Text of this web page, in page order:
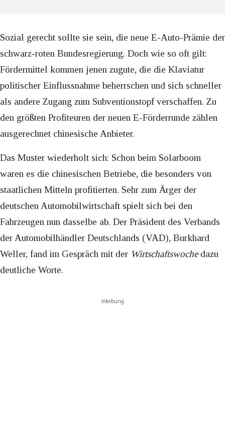
Sozial gerecht sollte sie sein, die neue E-Auto-Prämie der
schwarz-roten Bundesregierung. Doch wie so oft gilt:
Fördermittel kommen jenen zugute, die die Klaviatur
politischer Einflussnahme beherrschen und sich schneller
als andere Zugang zum Subventionstopf verschaffen. Zu
den größten Profiteuren der neuen E-Förderrunde zählen
ausgerechnet chinesische Anbieter.
Das Muster wiederholt sich: Schon beim Solarboom
waren es die chinesischen Betriebe, die besonders von
staatlichen Mitteln profitierten. Sehr zum Ärger der
deutschen Automobilwirtschaft spielt sich bei den
Fahrzeugen nun dasselbe ab. Der Präsident des Verbands
der Automobilhändler Deutschlands (VAD), Burkhard
Weller, fand im Gespräch mit der Wirtschaftswochedazu
deutliche Worte.
Werbung